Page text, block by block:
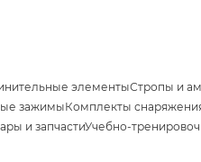
элементыСтропы и
зажимыКомплекты
и запчастиУчебно-